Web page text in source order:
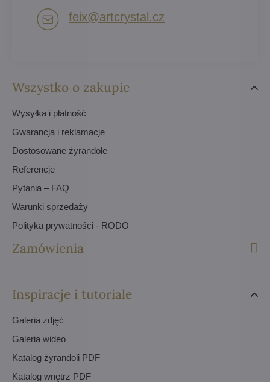
Wszystko o zakupie
Wysyłka i płatność
Gwarancja i reklamacje
Dostosowane żyrandole
Referencje
Pytania – FAQ
Warunki sprzedaży
Polityka prywatności - RODO
Zamówienia
Inspiracje i tutoriale
Galeria zdjęć
Galeria wideo
Katalog żyrandoli PDF
Katalog wnętrz PDF
feix​@artcrystal​.cz